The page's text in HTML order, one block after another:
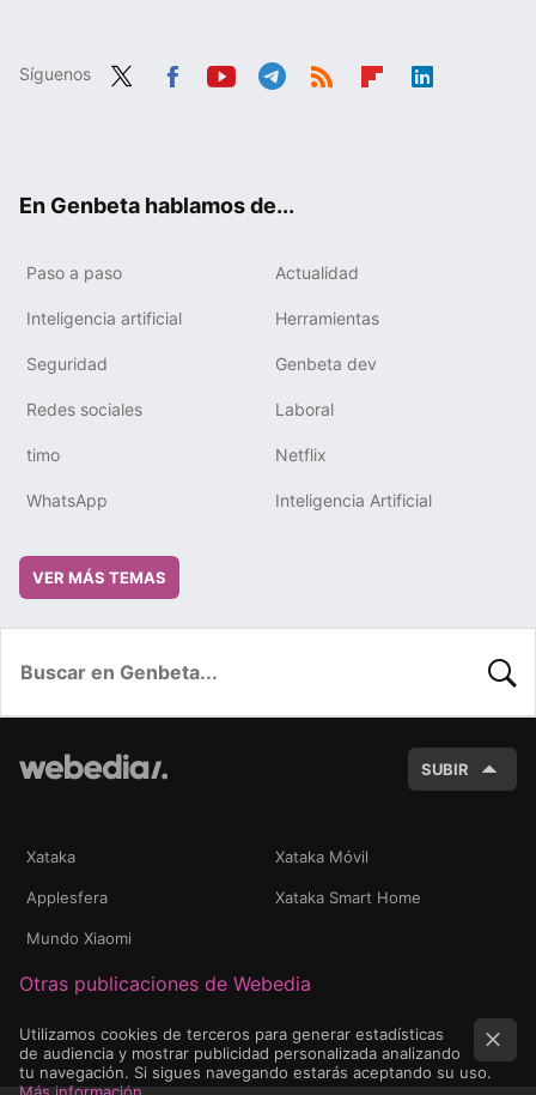
Síguenos
En Genbeta hablamos de...
Paso a paso Actualidad
Inteligencia artificial Herramientas
Seguridad Genbeta dev
Redes sociales Laboral
timo Netflix
WhatsApp Inteligencia Artificial
VER MÁS TEMAS
SUBIR
Xataka Xataka Móvil
Applesfera Xataka Smart Home
Mundo Xiaomi
Otras publicaciones de Webedia
Utilizamos cookies de terceros para generar estadísticas
de audiencia y mostrar publicidad personalizada analizando
tu navegación. Si sigues navegando estarás aceptando su uso.